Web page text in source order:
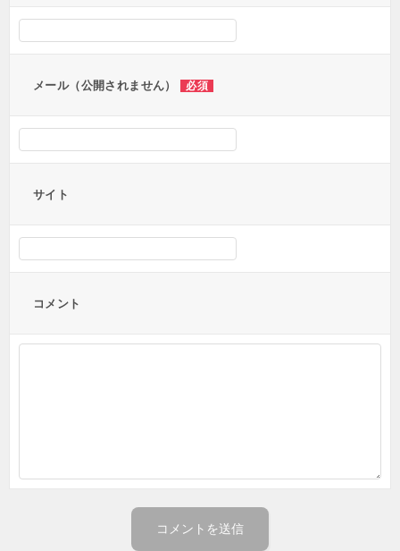
メール（公開されません） 必須
サイト
コメント